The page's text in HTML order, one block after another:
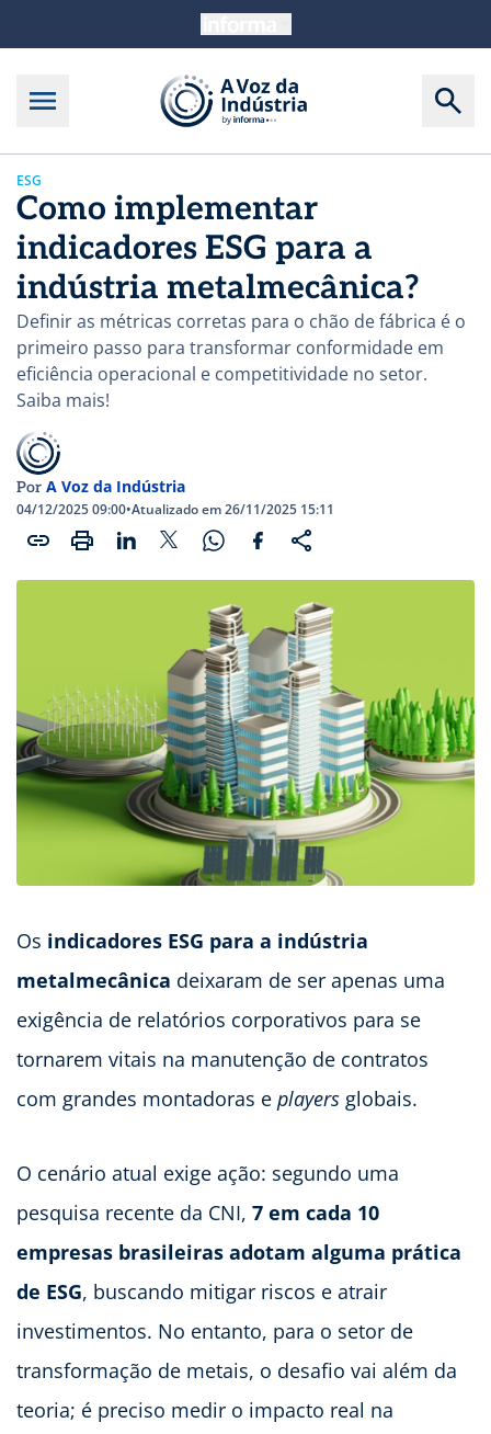
ESG
Como implementar
indicadores ESG para a
indústria metalmecânica?
Definir as métricas corretas para o chão de fábrica é o
primeiro passo para transformar conformidade em
eficiência operacional e competitividade no setor.
Saiba mais!
Por A Voz da Indústria
04/12/2025 09:00•Atualizado em 26/11/2025 15:11
Os indicadores ESG para a indústria
metalmecânica deixaram de ser apenas uma
exigência de relatórios corporativos para se
tornarem vitais na manutenção de contratos
com grandes montadoras e players globais.
O cenário atual exige ação: segundo uma
pesquisa recente da CNI, 7 em cada 10
empresas brasileiras adotam alguma prática
de ESG, buscando mitigar riscos e atrair
investimentos. No entanto, para o setor de
transformação de metais, o desafio vai além da
teoria; é preciso medir o impacto real na